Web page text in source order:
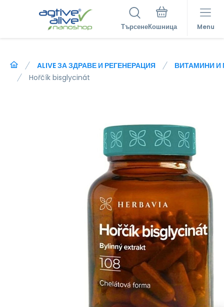
Търсене Menu
ALIVE ЗА ЗДРАВЕ И РЕГЕНЕРАЦИЯ
ВИТАМИНИ И
Hořčík bisglycinát